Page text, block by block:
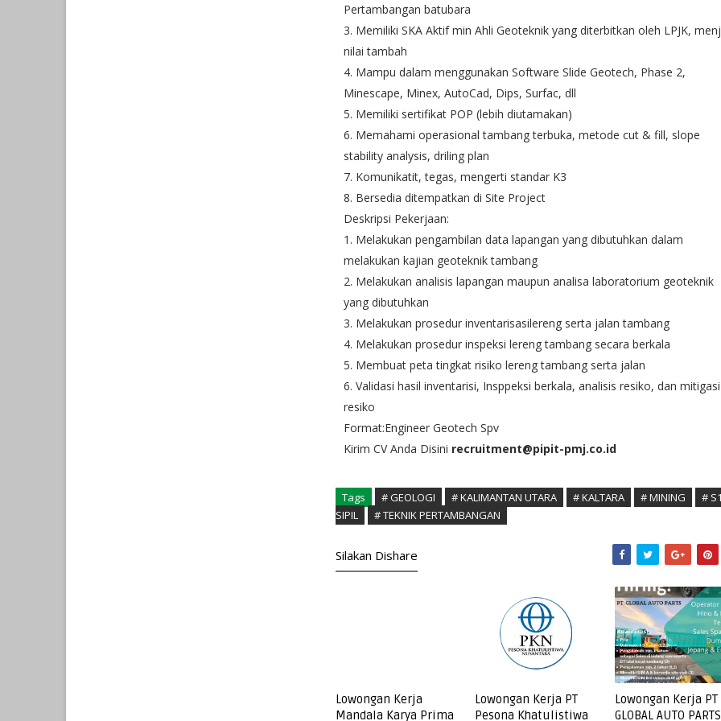
Pertambangan batubara
3. Memiliki SKA Aktif min Ahli Geoteknik yang diterbitkan oleh LPJK,
nilai tambah
4. Mampu dalam menggunakan Software Slide Geotech, Phase 2,
Minescape, Minex, AutoCad, Dips, Surfac, dll
5. Memiliki sertifikat POP (lebih diutamakan)
6. Memahami operasional tambang terbuka, metode cut & fill, slope
stability analysis, driling plan
7. Komunikatit, tegas, mengerti standar K3
8. Bersedia ditempatkan di Site Project
Deskripsi Pekerjaan:
1. Melakukan pengambilan data lapangan yang dibutuhkan dalam
melakukan kajian geoteknik tambang
2. Melakukan analisis lapangan maupun analisa laboratorium geoteknik
yang dibutuhkan
3. Melakukan prosedur inventarisasilereng serta jalan tambang
4. Melakukan prosedur inspeksi lereng tambang secara berkala
5. Membuat peta tingkat risiko lereng tambang serta jalan
6. Validasi hasil inventarisi, Insppeksi berkala, analisis resiko, dan mitigasi
resiko
Format:Engineer Geotech Spv
Kirim CV Anda Disini recruitment@pipit-pmj.co.id
Tags # GEOLOGI # KALIMANTAN UTARA # KALTARA # MINING
#
SIPIL
# TEKNIK PERTAMBANGAN
Silakan Dishare
Lowongan Kerja
Mandala Karya Prima
Lowongan Kerja PT
Pesona Khatulistiwa
Lowongan Kerja PT
GLOBAL AUTO PARTS